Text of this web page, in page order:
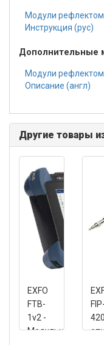
Модули
Инструкция (рус)
Дополнительные
Модули
Описание (англ)
Другие товары
EXFO
FTB-
1v2 -
Модульная
FIP-